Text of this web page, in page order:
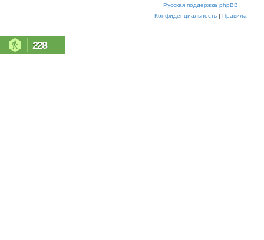
Русская поддержка phpBB
Конфиденциальность | Правила
228